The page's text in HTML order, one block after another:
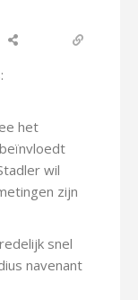
het
wil
zijn
snel
navenant